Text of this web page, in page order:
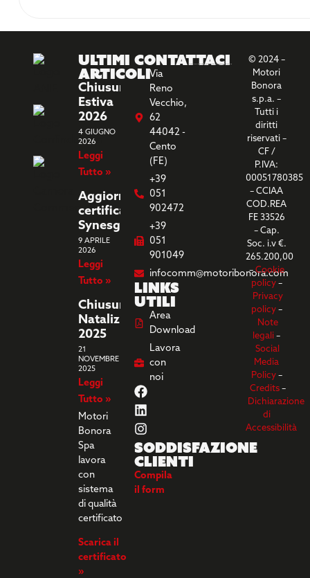
Ultimi
Articoli
Chiusura
Estiva
2026
4 GIUGNO
2026
Leggi
Tutto »
Aggiornamento
certificazione
Synesgy
9 APRILE
2026
Leggi
Tutto »
Chiusura
Natalizia
2025
21
NOVEMBRE
2025
Leggi
Tutto »
Motori
Bonora
Spa
lavora
con
sistema
di qualità
certificato
Scarica il
certificato
»
Contattaci
Via
Reno
Vecchio,
62
44042 -
Cento
(FE)
+39
051
902472
+39
051
901049
infocomm@motoribonora.com
Links
utili
Area
Download
Lavora
con
noi
Soddisfazione
clienti
Compila
il form
© 2024 –
Motori
Bonora
s.p.a. –
Tutti i
diritti
riservati –
CF /
P.IVA:
00051780385
– CCIAA
COD.REA
FE 33526
– Cap.
Soc. i.v €.
265.200,00
–Cookie
policy–
Privacy
policy–
Note
legali –
Social
Media
Policy–
Credits–
Dichiarazione
di
Accessibilità